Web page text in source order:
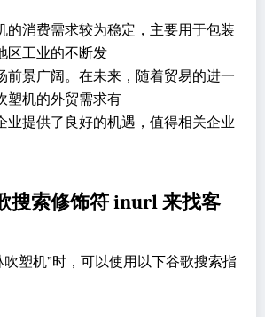
的消费需求较为稳定，主要用于包装
区工业的不断发
前景广阔。在未来，随着贸易的进一
塑机的外贸需求有
业提供了良好的机遇，值得相关企业
搜索修饰符 inurl 来找客
吹塑机”时，可以使用以下谷歌搜索指